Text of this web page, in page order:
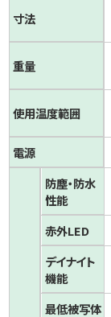
寸法
重量
使用温度範囲
電源
防塵・防水
性能
赤外LED
デイナイト
機能
最低被写体